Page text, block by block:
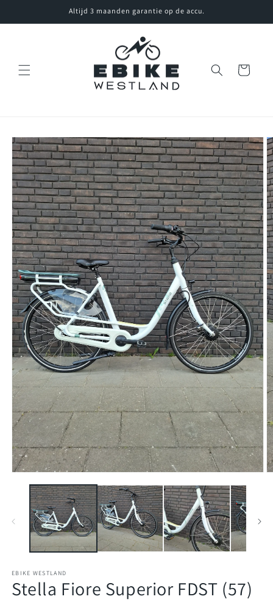
content
Altijd 3 maanden garantie op de accu.
Winkelwagen
direct naar
EBIKE WESTLAND
Stella Fiore Superior FDST (57)